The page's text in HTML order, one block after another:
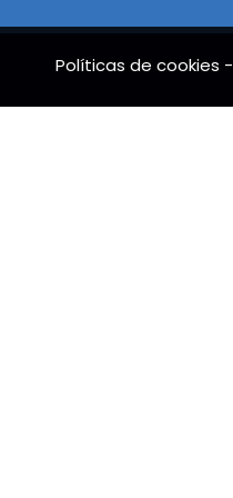
Políticas de cookies -